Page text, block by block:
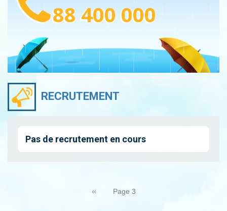
88 400 000
RECRUTEMENT
Pas de recrutement en cours
Page
précédente
‹‹ Page 3